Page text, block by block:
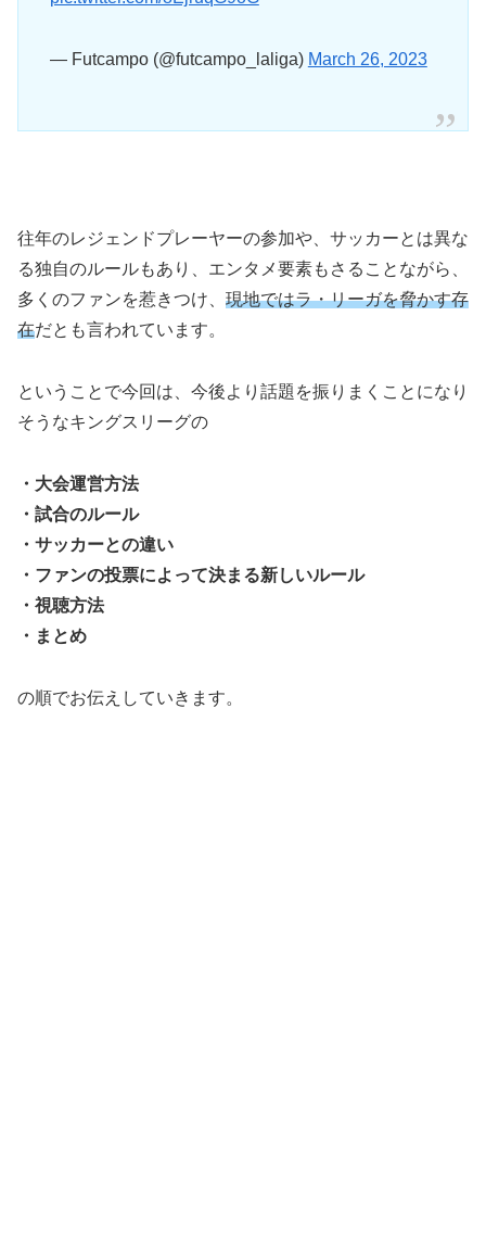
— Futcampo (@futcampo_laliga) March 26, 2023
往年のレジェンドプレーヤーの参加や、サッカーとは異な
る独自のルールもあり、エンタメ要素もさることながら、
多くのファンを惹きつけ、 現地ではラ・リーガを脅かす存
在だとも言われています。
ということで今回は、今後より話題を振りまくことになり
そうなキングスリーグの
・大会運営方法
・試合のルール
・サッカーとの違い
・ファンの投票によって決まる新しいルール
・視聴方法
・まとめ
の順でお伝えしていきます。